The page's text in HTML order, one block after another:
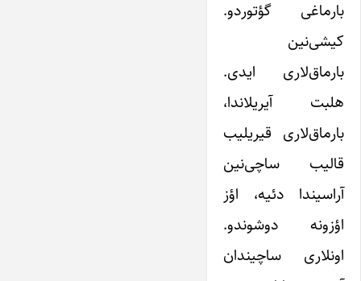
بارماغی گؤتوردو.
کیشی‌نین
بارماق‌لاری ایدی.
هلبت آیریلاندا،
بارماق‌لاری قیریلیب
قالیب ساچی‌نین
آراسیندا دئیه، اؤز
اؤزونه دوشوندو.
اونلاری ساچیندان